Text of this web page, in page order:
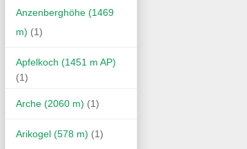
Anzenberghöhe (1469
m) (1)
Apfelkoch (1451 m AP)
(1)
Arche (2060 m) (1)
Arikogel (578 m) (1)